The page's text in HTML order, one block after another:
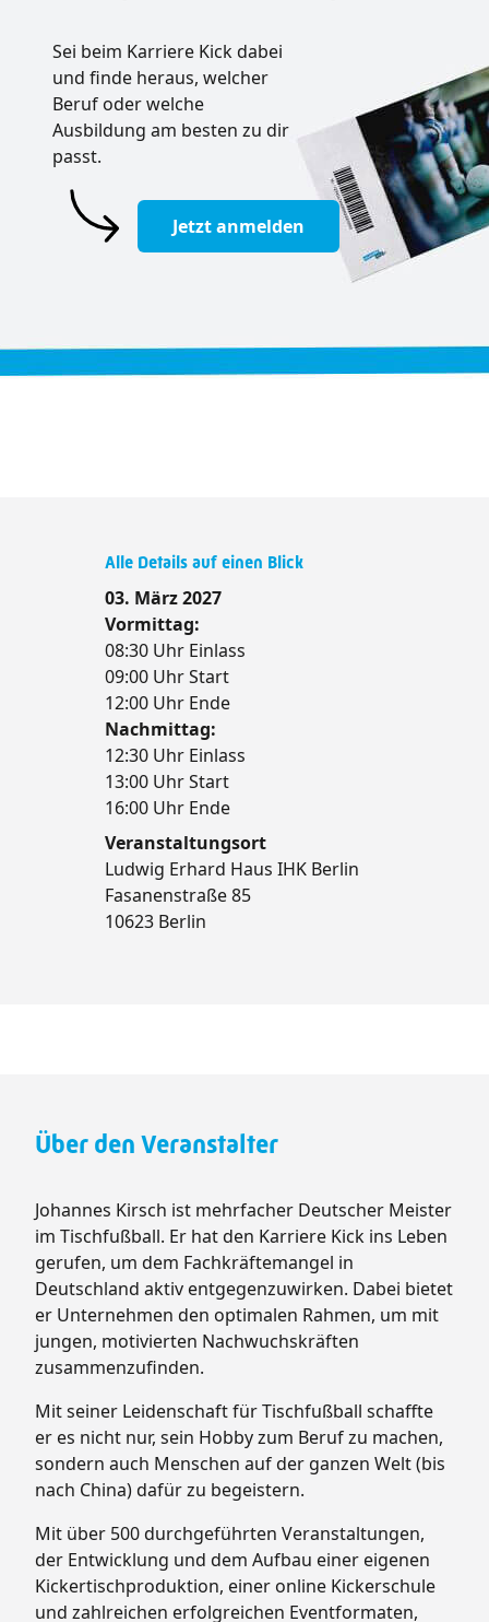
Sei beim Karriere Kick dabei
und finde heraus, welcher
Beruf oder welche
Ausbildung am besten zu dir
passt.
Jetzt anmelden
Alle Details auf einen Blick
03. März 2027
Vormittag:
08:30 Uhr Einlass
09:00 Uhr Start
12:00 Uhr Ende
Nachmittag:
12:30 Uhr Einlass
13:00 Uhr Start
16:00 Uhr Ende
Veranstaltungsort
Ludwig Erhard Haus IHK Berlin
Fasanenstraße 85
10623 Berlin
Über den Veranstalter
Johannes Kirsch ist mehrfacher Deutscher Meister
im Tischfußball. Er hat den Karriere Kick ins Leben
gerufen, um dem Fachkräftemangel in
Deutschland aktiv entgegenzuwirken. Dabei bietet
er Unternehmen den optimalen Rahmen, um mit
jungen, motivierten Nachwuchskräften
zusammenzufinden.
Mit seiner Leidenschaft für Tischfußball schaffte
er es nicht nur, sein Hobby zum Beruf zu machen,
sondern auch Menschen auf der ganzen Welt (bis
nach China) dafür zu begeistern.
Mit über 500 durchgeführten Veranstaltungen,
der Entwicklung und dem Aufbau einer eigenen
Kickertischproduktion, einer online Kickerschule
und zahlreichen erfolgreichen Eventformaten,